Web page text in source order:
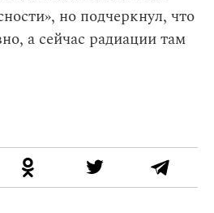
но подчеркнул, что
а сейчас радиации там